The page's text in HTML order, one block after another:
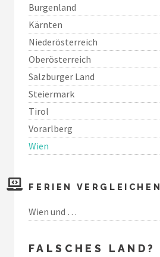
Burgenland
Kärnten
Niederösterreich
Oberösterreich
Salzburger Land
Steiermark
Tirol
Vorarlberg
Wien
FERIEN VERGLEICHEN
Wien und …
FALSCHES LAND?